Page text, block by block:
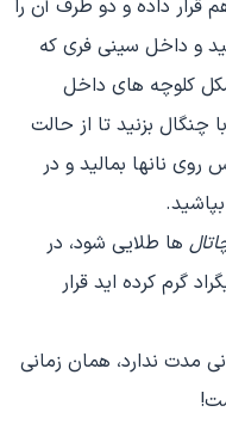
قرار داده و دو طرف آن را
و داخل سینی فری که
کلوچه های داخل
چنگال بزنید تا از حالت
نانها بمالید و در
ها طلایی شود، در
درجه سانتیگراد گرم کرده اید قرار
مدت ندارد، همان زمانی